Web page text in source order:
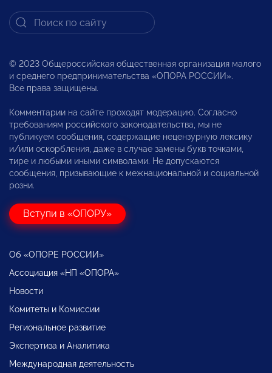
© 2023 Общероссийская общественная организация малого
и среднего предпринимательства «ОПОРА РОССИИ».
Все права защищены.
Комментарии на сайте проходят модерацию. Согласно
требованиям российского законодательства, мы не
публикуем сообщения, содержащие нецензурную лексику
и/или оскорбления, даже в случае замены букв точками,
тире и любыми иными символами. Не допускаются
сообщения, призывающие к межнациональной и социальной
розни.
Вступи в «ОПОРУ»
Об «ОПОРЕ РОССИИ»
Ассоциация «НП «ОПОРА»
Новости
Комитеты и Комиссии
Региональное развитие
Экспертиза и Аналитика
Международная деятельность